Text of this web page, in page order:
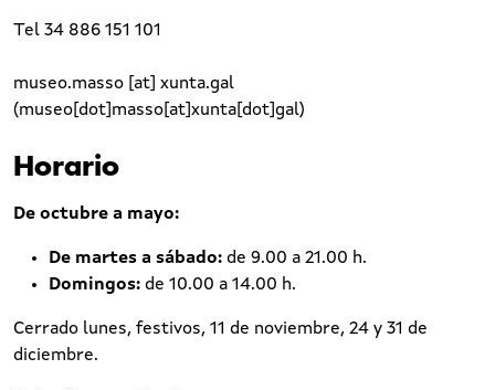
Tel 34 886 151 101
museo.masso [at] xunta.gal
(museo[dot]masso[at]xunta[dot]gal)
Horario
De octubre a mayo:
De martes a sábado: de 9.00 a 21.00 h.
Domingos: de 10.00 a 14.00 h.
Cerrado lunes, festivos, 11 de noviembre, 24 y 31 de
diciembre.